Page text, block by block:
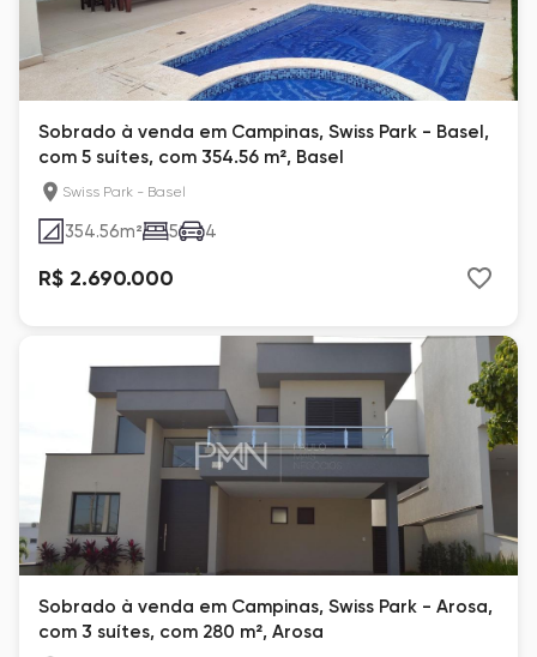
Sobrado à venda em Campinas, Swiss Park - Basel,
com 5 suítes, com 354.56 m², Basel
Swiss Park - Basel
354.56m² 5 4
R$ 2.690.000
Sobrado à venda em Campinas, Swiss Park - Arosa,
com 3 suítes, com 280 m², Arosa